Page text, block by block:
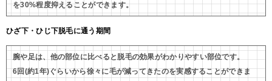
を30%程度抑えることができます。
ひざ下・ひじ下脱毛に通う期間
腕や足は、他の部位に比べると脱毛の効果がわかりやすい部位です。
6回(約1年)ぐらいから徐々に毛が減ってきたのを実感することができま